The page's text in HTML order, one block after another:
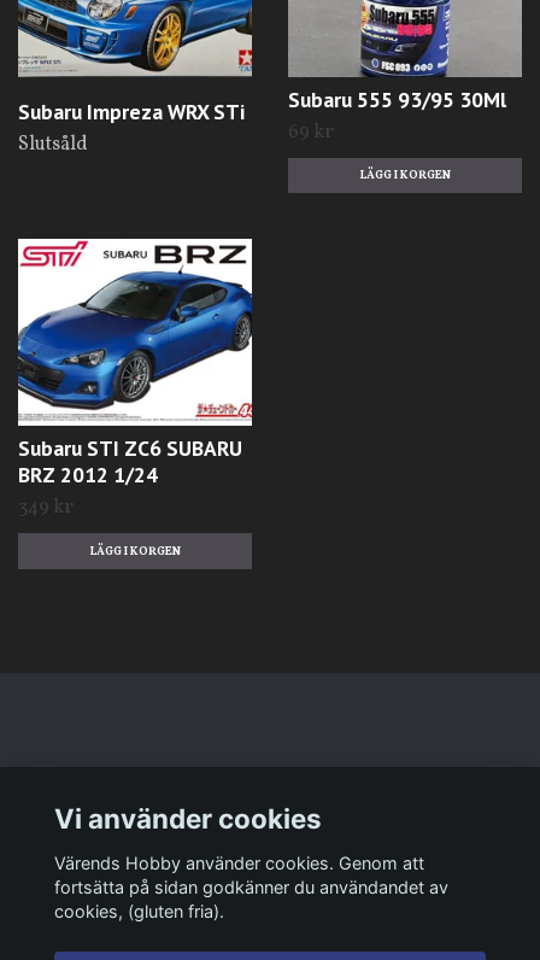
Subaru Impreza WRX STi
Slutsåld
Subaru 555 93/95 30Ml
69 kr
Subaru STI ZC6 SUBARU
BRZ 2012 1/24
349 kr
Sociala medier
Vi använder cookies
Värends Hobby använder cookies. Genom att
fortsätta på sidan godkänner du användandet av
cookies, (gluten fria).